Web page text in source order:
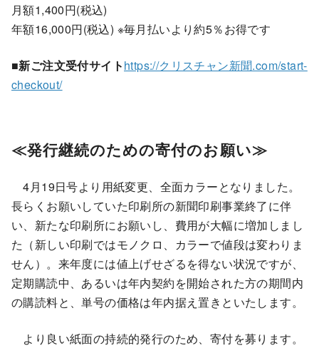
月額1,400円(税込)
年額16,000円(税込) ※毎月払いより約5％お得です
■新ご注文受付サイトhttps://クリスチャン新聞.com/start-
checkout/
≪発行継続のための寄付のお願い≫
4月19日号より用紙変更、全面カラーとなりました。
長らくお願いしていた印刷所の新聞印刷事業終了に伴
い、新たな印刷所にお願いし、費用が大幅に増加しまし
た（新しい印刷ではモノクロ、カラーで値段は変わりま
せん）。来年度には値上げせざるを得ない状況ですが、
定期購読中、あるいは年内契約を開始された方の期間内
の購読料と、単号の価格は年内据え置きといたします。
より良い紙面の持続的発行のため、寄付を募ります。